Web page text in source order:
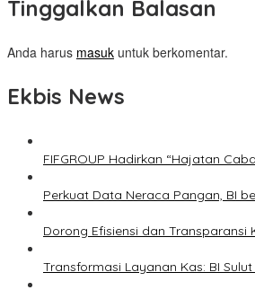
Tinggalkan Balasan
Anda harus masuk untuk berkomentar.
Ekbis News
FIFGROUP Hadirkan “Hajatan
Perkuat Data Neraca Pangan, BI
Dorong Efisiensi dan Transparansi
Transformasi Layanan Kas: BI